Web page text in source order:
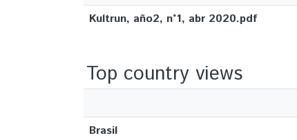
Kultrun, año2, n°1, abr 2020.pdf
Top country views
Brasil